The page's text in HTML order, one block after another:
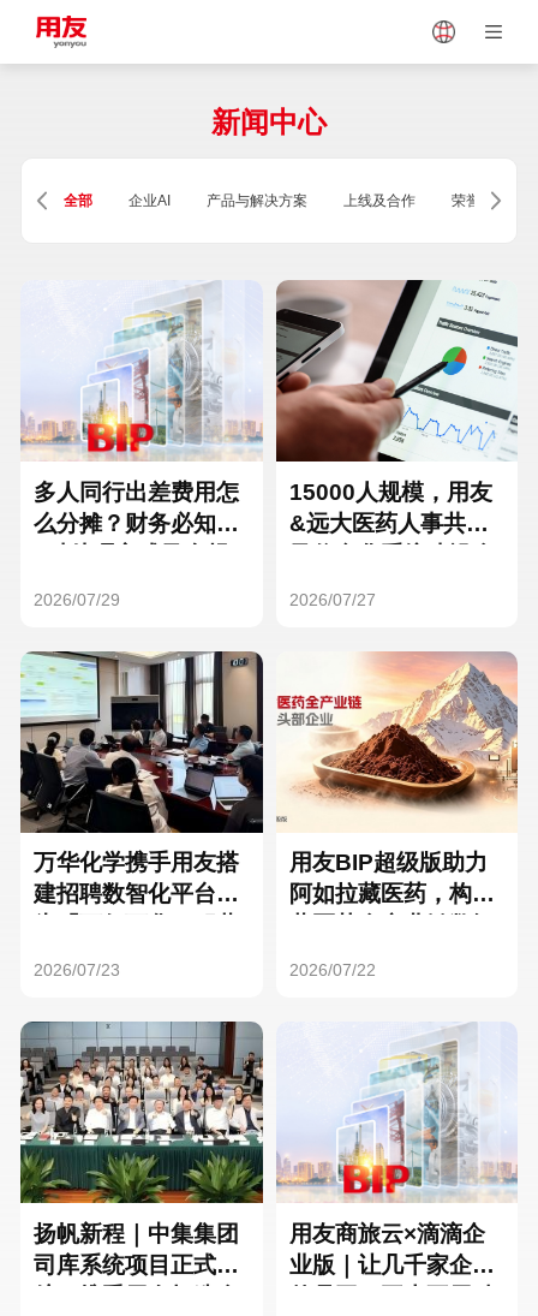
Vietnam
Singapore Malaysia
Thailand
Turkey
Hungary Mexico
Hong Kong Macau
新闻中心
全部 企业AI 产品与解决方案 上线及合作 荣誉及资质
多人同行出差费用怎
么分摊？财务必知的
2026/07/29
15000人规模，用友
&远大医药人事共享
2026/07/27
万华化学携手用友搭
建招聘数智化平台，
2026/07/23
用友BIP超级版助力
阿如拉藏医药，构建
2026/07/22
扬帆新程｜中集集团
司库系统项目正式启
用友商旅云×滴滴企
业版｜让几千家企业